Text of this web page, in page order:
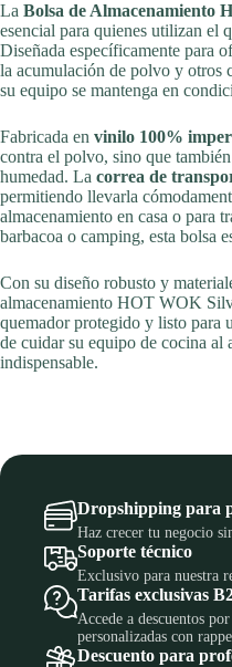
La Bolsa de Almacenamiento
esencial para quienes utilizan el
Diseñada específicamente para
la acumulación de polvo y otros
su equipo se mantenga en
Fabricada en vinilo 100%
contra el polvo, sino que
humedad. La correa de
permitiendo llevarla
almacenamiento en casa o para
barbacoa o camping, esta bolsa
Con su diseño robusto y
almacenamiento HOT WOK
quemador protegido y listo para
de cuidar su equipo de cocina al
indispensable.
Dropshipping para
Haz crecer tu negocio
Soporte técnico
Exclusivo para nuestra
Tarifas exclusivas
Accede a descuentos
personalizadas con
Descuento para